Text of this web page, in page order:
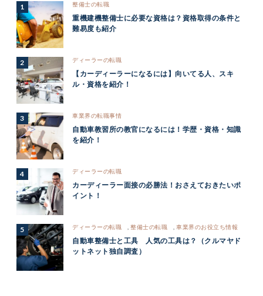
整備士の転職
重機建機整備士に必要な資格は？資格取得の条件と
難易度も紹介
ディーラーの転職
【カーディーラーになるには】向いてる人、スキ
ル・資格を紹介！
車業界の転職事情
自動車教習所の教官になるには！学歴・資格・知識
を紹介！
ディーラーの転職
カーディーラー面接の必勝法！おさえておきたいポ
イント！
ディーラーの転職 整備士の転職 車業界のお役立ち情報
自動車整備士と工具 人気の工具は？（クルマヤド
ットネット独自調査）